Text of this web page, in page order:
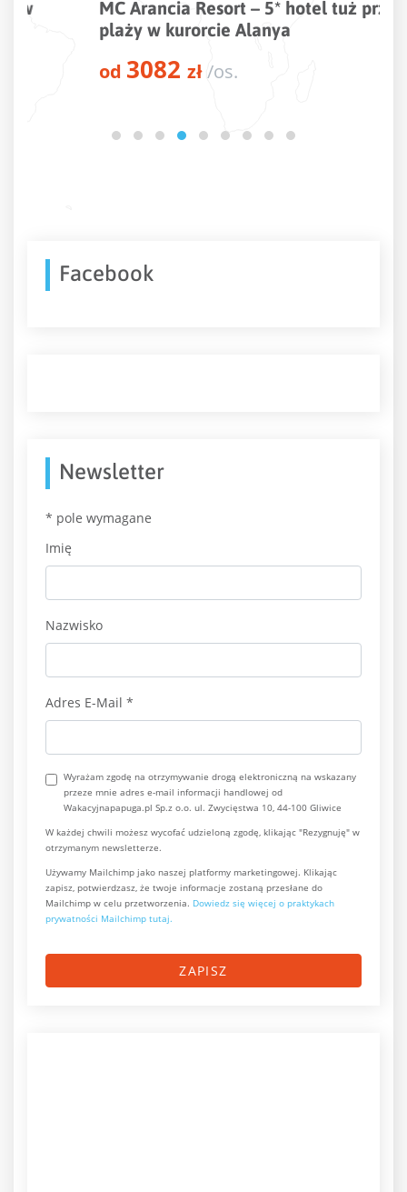
MC Arancia Resort – 5* hotel tuż przy
plaży w kurorcie Alanya
3082zł/os.
Facebook
Newsletter
* pole wymagane
Imię
Nazwisko
Adres E-Mail *
Wyrażam zgodę na otrzymywanie drogą elektroniczną na wskazany
przeze mnie adres e-mail informacji handlowej od
Wakacyjnapapuga.pl Sp.z o.o. ul. Zwycięstwa 10, 44-100 Gliwice
W każdej chwili możesz wycofać udzieloną zgodę, klikając "Rezygnuję" w
otrzymanym newsletterze.
Używamy Mailchimp jako naszej platformy marketingowej. Klikając
zapisz, potwierdzasz, że twoje informacje zostaną przesłane do
Mailchimp w celu przetworzenia. Dowiedz się więcej o praktykach
prywatności Mailchimp tutaj.
ZAPISZ